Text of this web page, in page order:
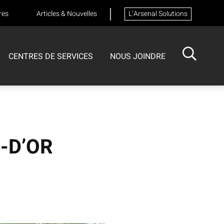
Articles & Nouvelles L’Arsenal Solutions
CENTRES DE SERVICES NOUS JOINDRE